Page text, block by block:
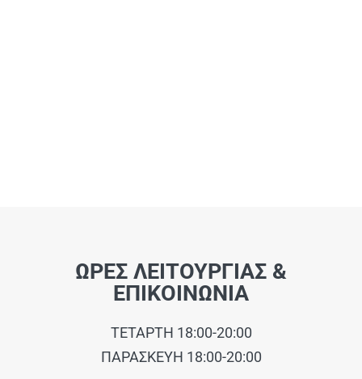
ΩΡΕΣ ΛΕΙΤΟΥΡΓΙΑΣ &
ΕΠΙΚΟΙΝΩΝΙΑ
ΤΕΤΑΡΤΗ 18:00-20:00
ΠΑΡΑΣΚΕΥΗ 18:00-20:00